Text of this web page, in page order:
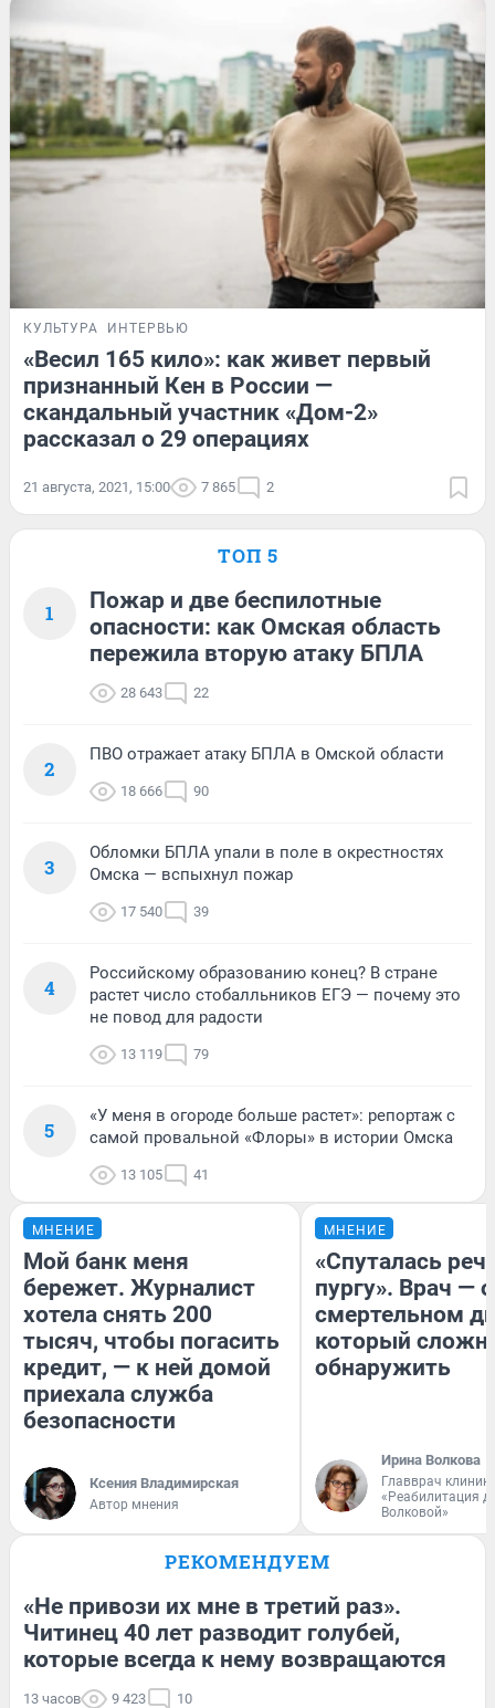
КУЛЬТУРА ИНТЕРВЬЮ
«Весил 165 кило»: как живет первый
признанный Кен в России —
скандальный участник «Дом-2»
рассказал о 29 операциях
21 августа, 2021, 15:00 7 865 2
ТОП 5
1
Пожар и две беспилотные
опасности: как Омская область
пережила вторую атаку БПЛА
28 643 22
2
ПВО отражает атаку БПЛА в Омской области
18 666 90
3
Обломки БПЛА упали в поле в окрестностях
Омска — вспыхнул пожар
17 540 39
4
Российскому образованию конец? В стране
растет число стобалльников ЕГЭ — почему это
не повод для радости
13 119 79
5
«У меня в огороде больше растет»: репортаж с
самой провальной «Флоры» в истории Омска
13 105 41
МНЕНИЕ
Мой банк меня
бережет. Журналист
хотела снять 200
тысяч, чтобы погасить
кредит, — к ней домой
приехала служба
безопасности
Ксения Владимирская
Автор мнения
МНЕНИЕ
«Спуталась
пургу». Врач — о
смертельном
который
обнаружить
Ирина Волкова
Главврач
«Реабилитация
Волковой»
РЕКОМЕНДУЕМ
«Не привози их мне в третий раз».
Читинец 40 лет разводит голубей,
которые всегда к нему возвращаются
13 часов 9 423 10